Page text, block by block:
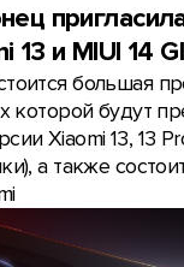
13 и MIUI 14
большая
которой будут
Xiaomi 13, 13
а также